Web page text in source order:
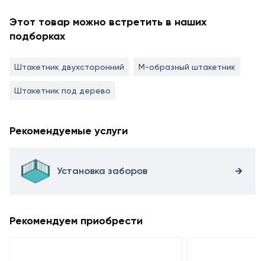
Этот товар можно встретить в наших
подборках
Штакетник двухсторонний М-образный штакетник
Штакетник под дерево
Рекомендуемые услуги
Установка заборов
Рекомендуем приобрести